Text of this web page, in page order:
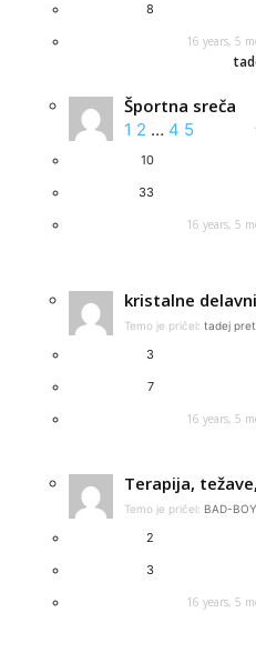
8
16 years, 5
Športna sreča
1 2 … 4 5
10
33
16 years, 5
kristalne
Temo je pričel: tadej
3
7
16 years, 5
Terapija,
Temo je pričel: BAD-BOY
2
3
16 years, 5